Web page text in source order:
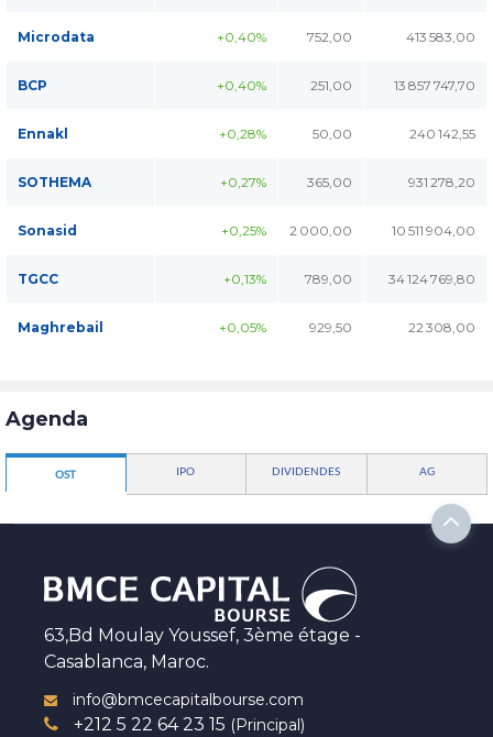
Microdata +0,40% 752,00 413 583,00
BCP +0,40% 251,00 13 857 747,70
Ennakl +0,28% 50,00 240 142,55
SOTHEMA +0,27% 365,00 931 278,20
Sonasid +0,25% 2 000,00 10 511 904,00
TGCC +0,13% 789,00 34 124 769,80
Maghrebail +0,05% 929,50 22 308,00
Agenda
OST IPO DIVIDENDES AG
63,Bd Moulay Youssef, 3ème étage -
Casablanca, Maroc.
info@bmcecapitalbourse.com
+212 5 22 64 23 15 (Principal)